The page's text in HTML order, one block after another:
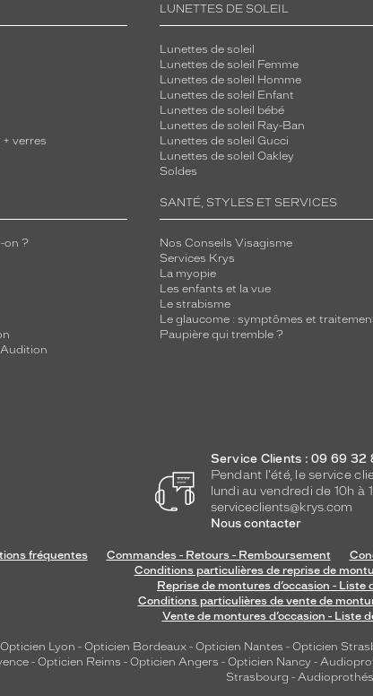
verres
LUNETTES DE SOLEIL
Lunettes de soleil
Lunettes de soleil Femme
Lunettes de soleil Homme
Lunettes de soleil Enfant
Lunettes de soleil bébé
Lunettes de soleil Ray-Ban
Lunettes de soleil Gucci
Lunettes de soleil Oakley
Soldes
on ?
SANTÉ, STYLES ET SERVICES
Nos Conseils Visagisme
Services Krys
La myopie
Les enfants et la vue
Le strabisme
Le glaucome : symptômes et
Paupière qui tremble ?
Service Clients : 09 69 32
Pendant l'été, le service
lundi au vendredi de 10h à
serviceclients@krys.com
Nous contacter
fréquentes Commandes - Retours - Remboursement
Conditions particulières de reprise de
Reprise de montures d’occasion -
Conditions particulières de vente de
Vente de montures d’occasion - Liste
Opticien Lyon - Opticien Bordeaux - Opticien Nantes - Opticien
- Opticien Reims - Opticien Angers - Opticien Nancy -
Strasbourg -